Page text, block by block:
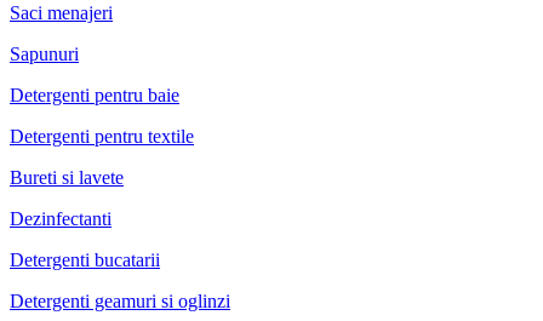
Saci menajeri
Sapunuri
Detergenti pentru baie
Detergenti pentru textile
Bureti si lavete
Dezinfectanti
Detergenti bucatarii
Detergenti geamuri si oglinzi